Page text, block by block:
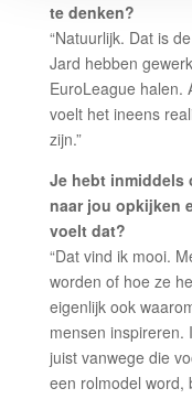
te denken?
“Natuurlijk. Dat is
Jard hebben
EuroLeague halen.
voelt het ineens
zijn.”
Je hebt inmiddels
naar jou opkijken
voelt dat?
“Dat vind ik mooi.
worden of hoe ze
eigenlijk ook
mensen inspireren.
juist vanwege die
een rolmodel word,